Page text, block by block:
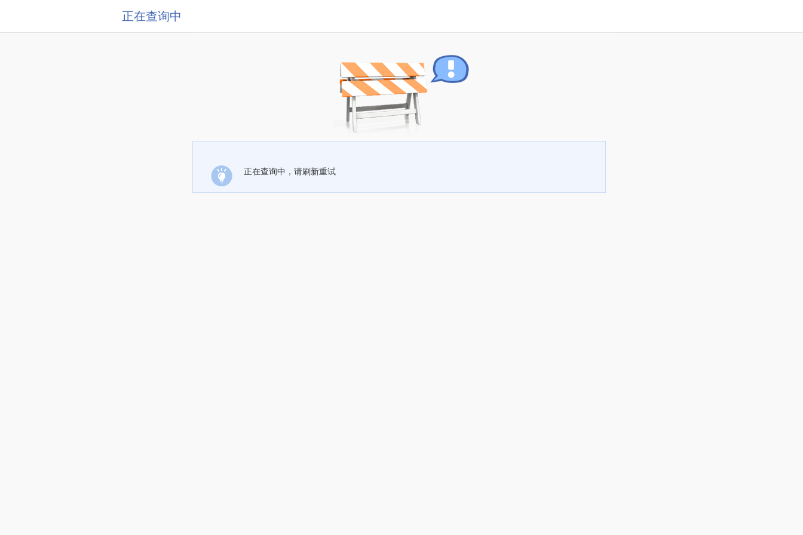
正在查询中
正在查询中，请刷新重试